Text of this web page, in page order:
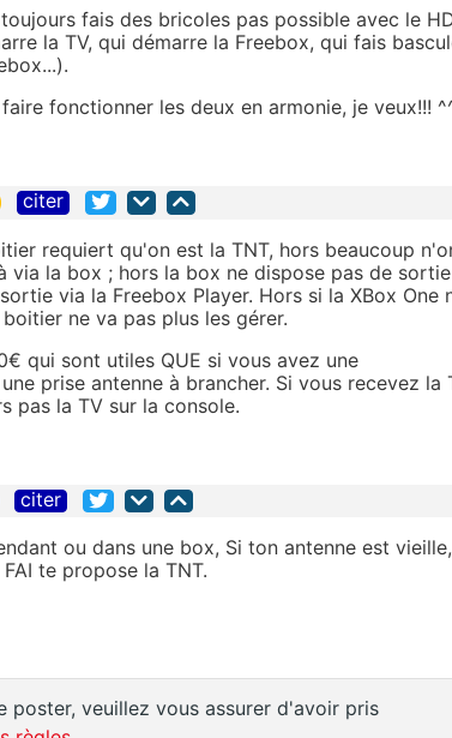
fais des bricoles pas possible avec le
la TV, qui démarre la Freebox, qui fais
fonctionner les deux en armonie, je veux!!!
citer
requiert qu'on est la TNT, hors beaucoup
la box ; hors la box ne dispose pas de sortie
via la Freebox Player. Hors si la XBox One
ne va pas plus les gérer.
qui sont utiles QUE si vous avez une
prise antenne à brancher. Si vous recevez la
pas la TV sur la console.
citer
ou dans une box, Si ton antenne est
te propose la TNT.
poster, veuillez vous assurer d'avoir pris